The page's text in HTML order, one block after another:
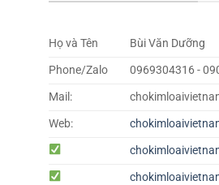
Họ và Tên
Bùi Văn Dưỡng
Phone/Zalo
0969304316 -
Mail:
Web: